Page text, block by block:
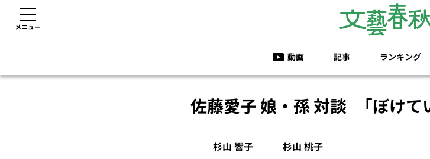
メニュー
動画 記事 ランキング
佐藤愛子 娘・孫 対談 「ぼけて
杉山 響子 杉山 桃子